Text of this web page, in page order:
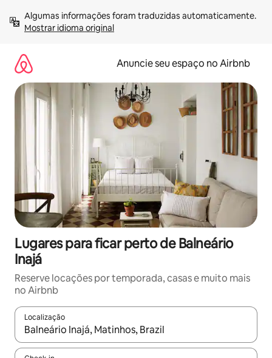
para
Mostrar idioma original
Anuncie seu espaço no Airbnb
Lugares para ficar perto de Balneário
Inajá
Reserve locações por temporada, casas e muito mais
no Airbnb
Localização
Quando os resultados estiverem disponíveis, explore-os